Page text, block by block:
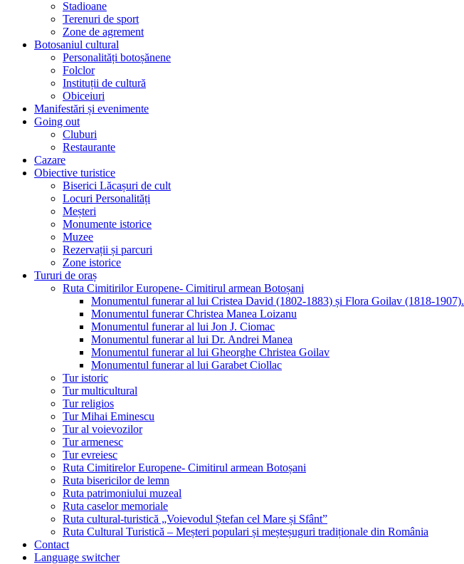
Stadioane
Terenuri de sport
Zone de agrement
Botosaniul cultural
Personalități botoșănene
Folclor
Instituții de cultură
Obiceiuri
Manifestări și evenimente
Going out
Cluburi
Restaurante
Cazare
Obiective turistice
Biserici Lăcașuri de cult
Locuri Personalități
Meșteri
Monumente istorice
Muzee
Rezervații și parcuri
Zone istorice
Tururi de oraș
Ruta Cimitirilor Europene- Cimitirul armean Botoșani
Monumentul funerar al lui Cristea David (1802-1883) și Flora Goilav (1818-1907).
Monumentul funerar Christea Manea Loizanu
Monumentul funerar al lui Jon J. Ciomac
Monumentul funerar al lui Dr. Andrei Manea
Monumentul funerar al lui Gheorghe Christea Goilav
Monumentul funerar al lui Garabet Ciollac
Tur istoric
Tur multicultural
Tur religios
Tur Mihai Eminescu
Tur al voievozilor
Tur armenesc
Tur evreiesc
Ruta Cimitirelor Europene- Cimitirul armean Botoșani
Ruta bisericilor de lemn
Ruta patrimoniului muzeal
Ruta caselor memoriale
Ruta cultural-turistică „Voievodul Ștefan cel Mare și Sfânt”
Ruta Cultural Turistică – Meșteri populari și meșteșuguri tradiționale din România
Contact
Language switcher